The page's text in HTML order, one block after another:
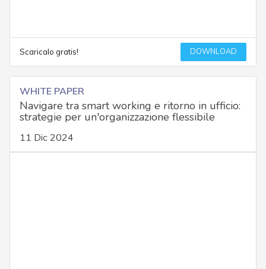
Scaricalo gratis! DOWNLOAD
WHITE PAPER
Navigare tra smart working e ritorno in ufficio:
strategie per un'organizzazione flessibile
11 Dic 2024